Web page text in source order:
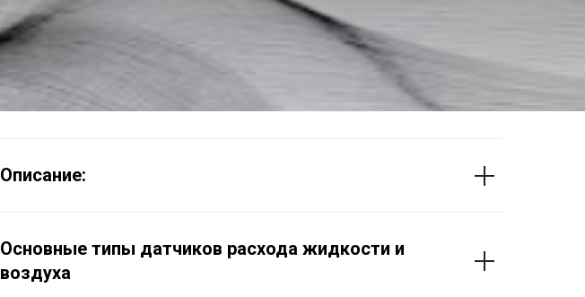
Описание:
Основные типы датчиков расхода жидкости и
воздуха